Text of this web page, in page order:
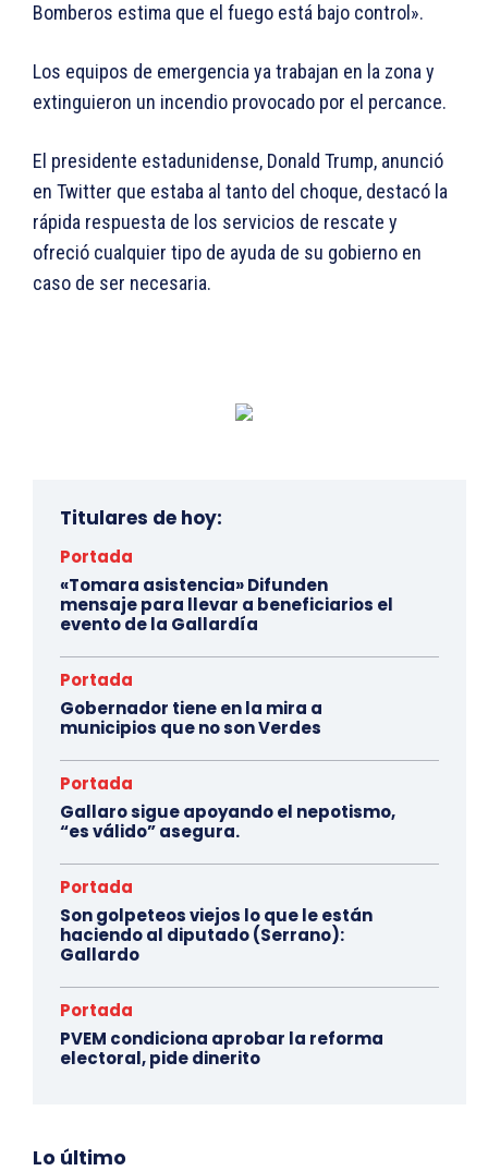
Bomberos estima que el fuego está bajo control».
Los equipos de emergencia ya trabajan en la zona y
extinguieron un incendio provocado por el percance.
El presidente estadunidense, Donald Trump, anunció
en Twitter que estaba al tanto del choque, destacó la
rápida respuesta de los servicios de rescate y
ofreció cualquier tipo de ayuda de su gobierno en
caso de ser necesaria.
Titulares de hoy:
Portada
«Tomara asistencia» Difunden
mensaje para llevar a beneficiarios el
evento de la Gallardía
Portada
Gobernador tiene en la mira a
municipios que no son Verdes
Portada
Gallaro sigue apoyando el nepotismo,
“es válido” asegura.
Portada
Son golpeteos viejos lo que le están
haciendo al diputado (Serrano):
Gallardo
Portada
PVEM condiciona aprobar la reforma
electoral, pide dinerito
Lo último